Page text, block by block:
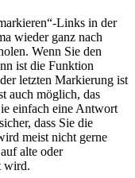
Links in der
wieder ganz nach
Wenn Sie den
ist die Funktion
letzten Markierung ist
auch möglich, das
einfach eine Antwort
dass Sie die
meist nicht gerne
alte oder
wird.